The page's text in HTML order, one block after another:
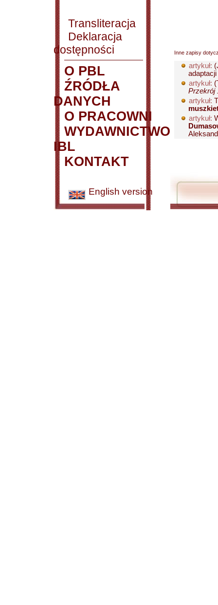
Transliteracja
Deklaracja
dostępności
O PBL
ŹRÓDŁA
DANYCH
O PRACOWNI
WYDAWNICTWO
IBL
KONTAKT
English version
Inne zapisy
artykuł:
artykuł:
Przekrój
artykuł:
artykuł: